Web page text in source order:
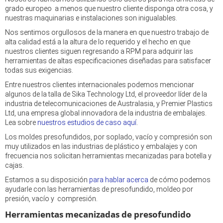
grado europeo a menos que nuestro cliente disponga otra cosa, y
nuestras maquinarias e instalaciones son inigualables.
Nos sentimos orgullosos de la manera en que nuestro trabajo de
alta calidad está a la altura de lo requerido y el hecho en que
nuestros clientes siguen regresando a RPM para adquirir las
herramientas de altas especificaciones diseñadas para satisfacer
todas sus exigencias.
Entre nuestros clientes internacionales podemos mencionar
algunos de la talla de Sika Technology Ltd, el proveedor líder de la
industria de telecomunicaciones de Australasia, y Premier Plastics
Ltd, una empresa global innovadora de la industria de embalajes.
Lea sobre nuestros estudios de caso aquí.
Los moldes presofundidos, por soplado, vacío y compresión son
muy utilizados en las industrias de plástico y embalajes y con
frecuencia nos solicitan herramientas mecanizadas para botella y
cajas.
Estamos a su disposición para hablar acerca de cómo podemos
ayudarle con las herramientas de presofundido, moldeo por
presión, vacío y compresión.
Herramientas mecanizadas de presofundido